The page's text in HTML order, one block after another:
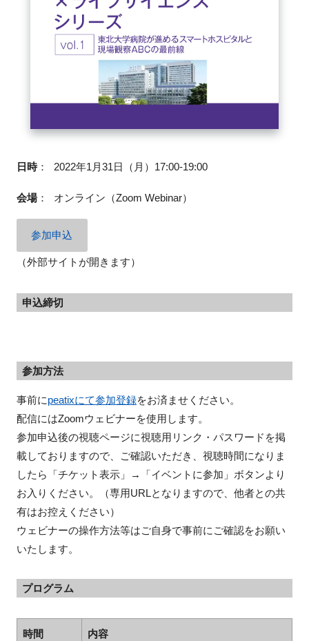
日時： 2022年1月31日（月）17:00-19:00
会場： オンライン（Zoom Webinar）
参加申込
（外部サイトが開きます）
申込締切
参加方法
事前にpeatixにて参加登録をお済ませください。
配信にはZoomウェビナーを使用します。
参加申込後の視聴ページに視聴用リンク・パスワードを掲
載しておりますので、ご確認いただき、視聴時間になりま
したら「チケット表示」→「イベントに参加」ボタンより
お入りください。（専用URLとなりますので、他者との共
有はお控えください）
ウェビナーの操作方法等はご自身で事前にご確認をお願い
いたします。
プログラム
時間 内容